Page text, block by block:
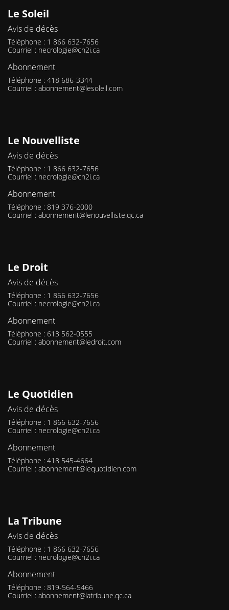
Le Soleil
Avis de décès
Téléphone : 1 866 632-7656
Courriel : necrologie@cn2i.ca
Abonnement
Téléphone : 418 686-3344
Courriel : abonnement@lesoleil.com
Le Nouvelliste
Avis de décès
Téléphone : 1 866 632-7656
Courriel : necrologie@cn2i.ca
Abonnement
Téléphone : 819 376-2000
Courriel : abonnement@lenouvelliste.qc.ca
Le Droit
Avis de décès
Téléphone : 1 866 632-7656
Courriel : necrologie@cn2i.ca
Abonnement
Téléphone : 613 562-0555
Courriel : abonnement@ledroit.com
Le Quotidien
Avis de décès
Téléphone : 1 866 632-7656
Courriel : necrologie@cn2i.ca
Abonnement
Téléphone : 418 545-4664
Courriel : abonnement@lequotidien.com
La Tribune
Avis de décès
Téléphone : 1 866 632-7656
Courriel : necrologie@cn2i.ca
Abonnement
Téléphone : 819-564-5466
Courriel : abonnement@latribune.qc.ca